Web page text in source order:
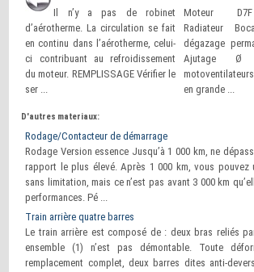
Il n’y a pas de robinet
d’aérotherme. La circulation se fait
en continu dans l’aérotherme, celui-
ci contribuant au refroidissement
du moteur. REMPLISSAGE Vérifier le
ser ...
Moteur
Radiateur
dégazage
Ajutage
en grande ...
D'autres materiaux:
Rodage/Contacteur de démarrage
Rodage Version essence Jusqu’à 1 000 km, ne
rapport le plus élevé. Après 1 000 km, vous pouvez
sans limitation, mais ce n’est pas avant 3 000 km
performances. Pé ...
Train arrière quatre barres
Le train arrière est composé de : deux bras reliés
ensemble (1) n’est pas démontable. Toute
remplacement complet, deux barres dites anti-